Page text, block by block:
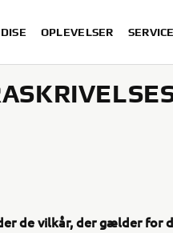
OPLEVELSER
de vilkår, der gælder for